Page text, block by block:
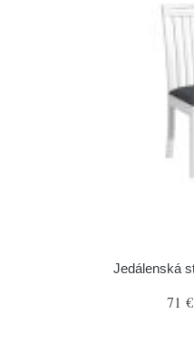
Jedálenská
71 €